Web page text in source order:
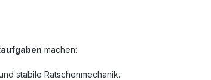
machen:
stabile Ratschenmechanik.